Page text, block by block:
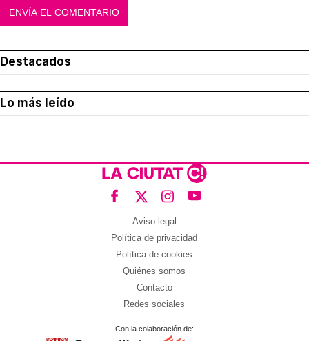
Destacados
Lo más leído
Aviso legal
Política de privacidad
Política de cookies
Quiénes somos
Contacto
Redes sociales
Con la colaboración de: